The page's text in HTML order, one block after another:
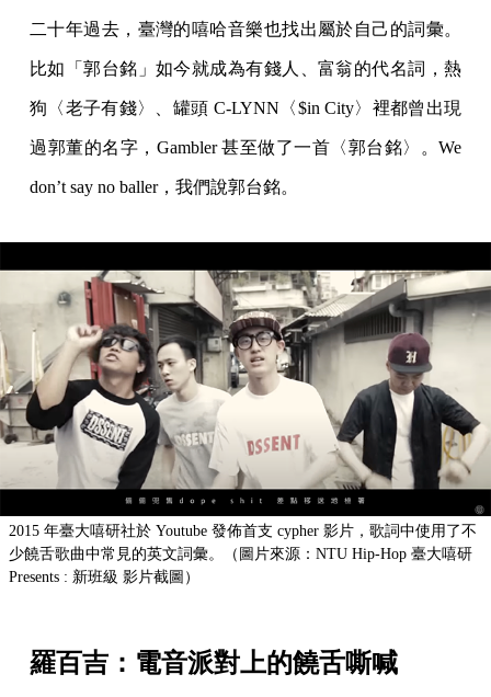
二十年過去，臺灣的嘻哈音樂也找出屬於自己的詞彙。
比如「郭台銘」如今就成為有錢人、富翁的代名詞，熱
狗〈老子有錢〉、罐頭 C-LYNN〈$in City〉裡都曾出現
過郭董的名字，Gambler 甚至做了一首〈郭台銘〉。We
don’t say no baller，我們說郭台銘。
2015 年臺大嘻研社於 Youtube 發佈首支 cypher 影片，歌詞中使用了不
少饒舌歌曲中常見的英文詞彙。（圖片來源：NTU Hip-Hop 臺大嘻研
Presents : 新班級 影片截圖）
羅百吉：電音派對上的饒舌嘶喊